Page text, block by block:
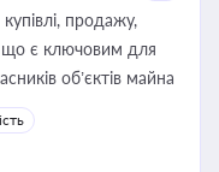
продажу,
що є ключовим для
об’єктів майна